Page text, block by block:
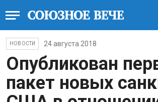
НОВОСТИ 24 августа 2018
Опубликован
пакет новых